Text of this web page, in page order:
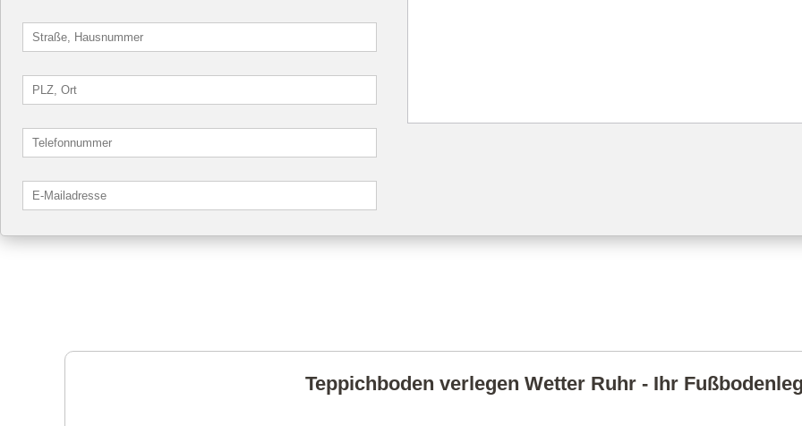
Teppichboden verlegen Wetter Ruhr - Ihr